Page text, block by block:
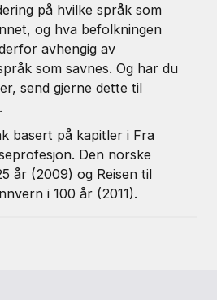
på hvilke språk som
og hva befolkningen
avhengig av
som savnes. Og har du
send gjerne dette til
basert på kapitler i Fra
Den norske
år (2009) og Reisen til
i 100 år (2011).